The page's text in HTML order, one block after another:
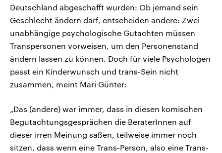
Deutschland abgeschafft wurden: Ob jemand sein
Geschlecht ändern darf, entscheiden andere: Zwei
unabhängige psychologische Gutachten müssen
Transpersonen vorweisen, um den Personenstand
ändern lassen zu können. Doch für viele Psychologen
passt ein Kinderwunsch und trans-Sein nicht
zusammen, meint Mari Günter:
„Das (andere) war immer, dass in diesen komischen
Begutachtungsgesprächen die BeraterInnen auf
dieser irren Meinung saßen, teilweise immer noch
sitzen, dass wenn eine Trans-Person, also eine Trans-